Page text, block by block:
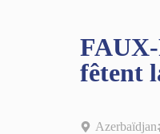
FAUX-
fêtent
Azerbaïdjan